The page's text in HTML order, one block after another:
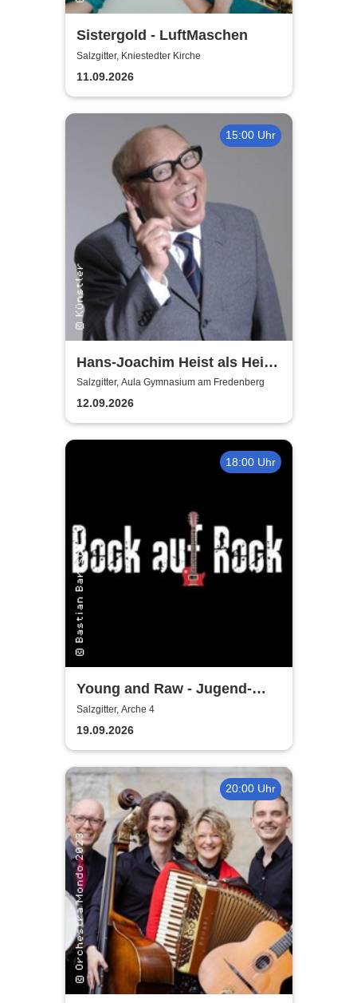
Sistergold - LuftMaschen
Salzgitter, Kniestedter Kirche
11.09.2026
15:00 Uhr
Hans-Joachim Heist als Heinz
Erhard - Noch'n Gedicht
Salzgitter, Aula Gymnasium am Fredenberg
12.09.2026
18:00 Uhr
Young and Raw - Jugend-
Konzert
Salzgitter, Arche 4
19.09.2026
20:00 Uhr